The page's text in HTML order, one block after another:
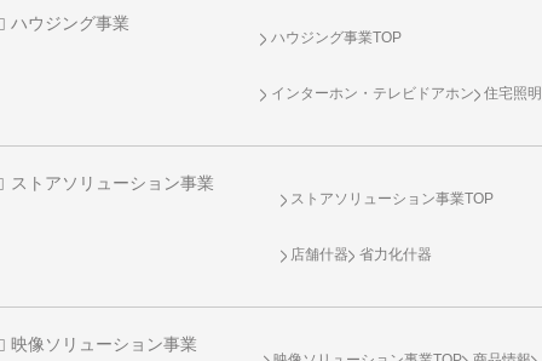
ハウジング事業
ハウジング事業TOP
インターホン・テレビドアホン 住宅照明
ストアソリューション事業
ストアソリューション事業TOP
店舗什器 省力化什器
映像ソリューション事業